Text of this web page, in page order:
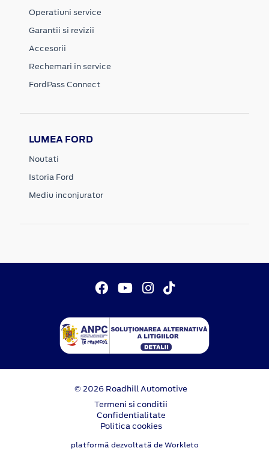
Operatiuni service
Garantii si revizii
Accesorii
Rechemari in service
FordPass Connect
LUMEA FORD
Noutati
Istoria Ford
Mediu inconjurator
© 2026 Roadhill Automotive
Termeni si conditii
Confidentialitate
Politica cookies
platformă dezvoltată de Workleto